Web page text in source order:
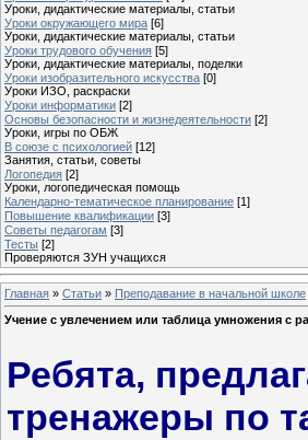
Уроки, дидактические материалы, статьи
Уроки окружающего мира [6]
Уроки, дидактические материалы, статьи
Уроки трудового обучения [5]
Уроки, дидактические материалы, поделки
Уроки изобразительного искусства [0]
Уроки ИЗО, раскраски
Уроки информатики [2]
Основы безопасности и жизнедеятельности [2]
Уроки, игры по ОБЖ
В союзе с психологией [12]
Занятия, статьи, советы
Логопедия [2]
Уроки, логопедическая помощь
Календарно-тематическое планирование [1]
Повышение квалификации [3]
Советы педагогам [3]
Тесты [2]
Проверяются ЗУН учащихся
Главная » Статьи » Преподавание в начальной школе
Учение с увлечением или таблица умножения с
Ребята,
тренажеры по